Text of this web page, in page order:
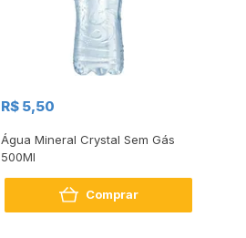
R$ 5,50
Água Mineral Crystal Sem Gás
500Ml
Comprar